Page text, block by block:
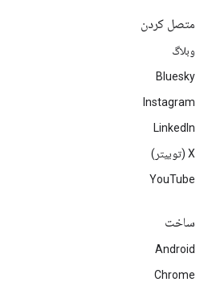
متصل کردن
وبلاگ
Bluesky
Instagram
LinkedIn
‫X (توییتر)
YouTube
ساخت
Android
Chrome